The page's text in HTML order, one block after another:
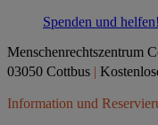
Spenden und helfen!
Menschenrechtszentrum
03050 Cottbus |
Information und